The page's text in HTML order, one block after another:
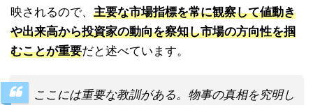
映されるので、 主要な市場指標を常に観察して値動き
や出来高から投資家の動向を察知し市場の方向性を掴
むことが重要だと述べています。
ここには重要な教訓がある。物事の真相を究明し